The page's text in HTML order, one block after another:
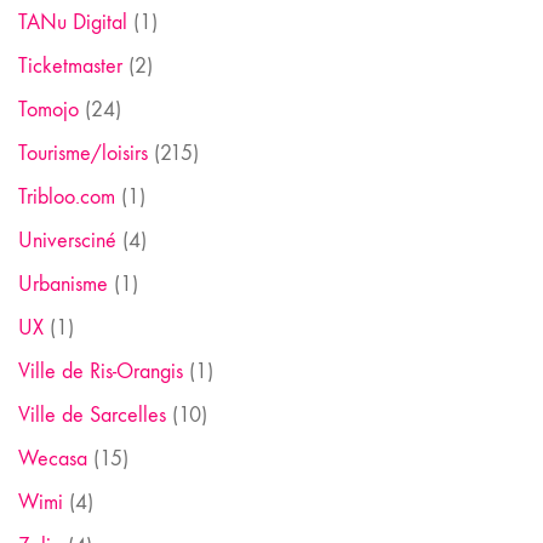
TANu Digital (1)
Ticketmaster(2)
Tomojo (24)
Tourisme/loisirs (215)
Tribloo.com (1)
Universciné (4)
Urbanisme (1)
UX (1)
Ville de Ris-Orangis (1)
Ville de Sarcelles (10)
Wecasa (15)
Wimi (4)